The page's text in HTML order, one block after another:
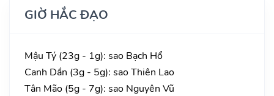
GIỜ HẮC ĐẠO
Mậu Tý (23g - 1g): sao Bạch Hổ
Canh Dần (3g - 5g): sao Thiên Lao
Tân Mão (5g - 7g): sao Nguyên Vũ